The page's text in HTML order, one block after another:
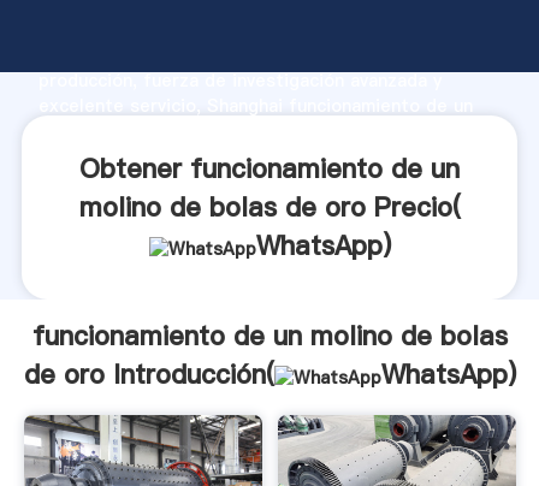
producción, fuerza de investigación avanzada y
aporta valores a todos los clientes.
Obtener funcionamiento de un
molino de bolas de oro Precio(
WhatsApp)
funcionamiento de un molino de bolas
de oro Introducción(
WhatsApp)